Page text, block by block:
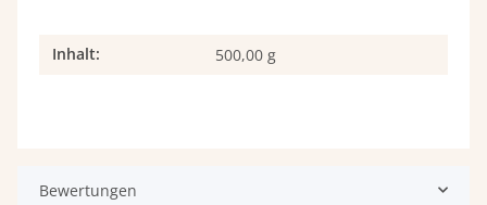
Produkteigenschaft
Wert
Inhalt: 500,00 g
Bewertungen